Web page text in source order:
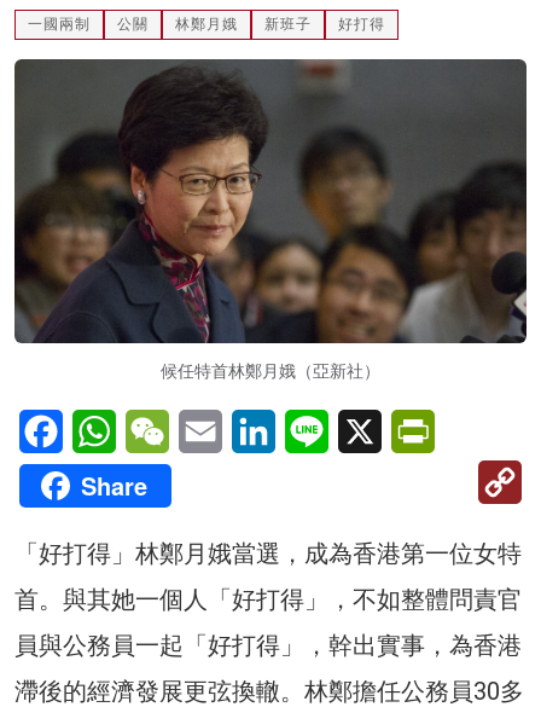
一國兩制 公關 林鄭月娥 新班子 好打得
候任特首林鄭月娥（亞新社）
FacebookWhatsAppWeChatEmail LinkedInLine X
Share
「好打得」林鄭月娥當選，成為香港第一位女特
首。與其她一個人「好打得」，不如整體問責官
員與公務員一起「好打得」，幹出實事，為香港
滯後的經濟發展更弦換轍。林鄭擔任公務員30多